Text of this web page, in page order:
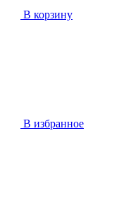
В корзину
В избранное